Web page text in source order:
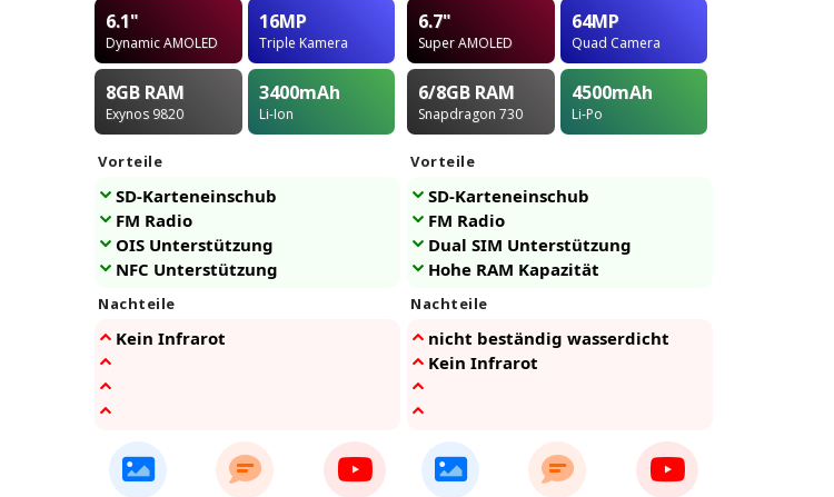
6.1"
Dynamic AMOLED
16MP
Triple Kamera
8GB RAM
Exynos 9820
3400mAh
Li-Ion
Vorteile
SD-Karteneinschub
FM Radio
OIS Unterstützung
NFC Unterstützung
Nachteile
Kein Infrarot
6.7"
Super AMOLED
64MP
Quad Camera
6/8GB RAM
Snapdragon 730
4500mAh
Li-Po
Vorteile
SD-Karteneinschub
FM Radio
Dual SIM Unterstützung
Hohe RAM Kapazität
Nachteile
nicht beständig wasserdicht
Kein Infrarot